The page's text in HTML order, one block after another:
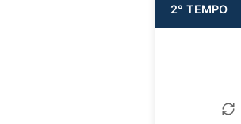
2° TEMPO